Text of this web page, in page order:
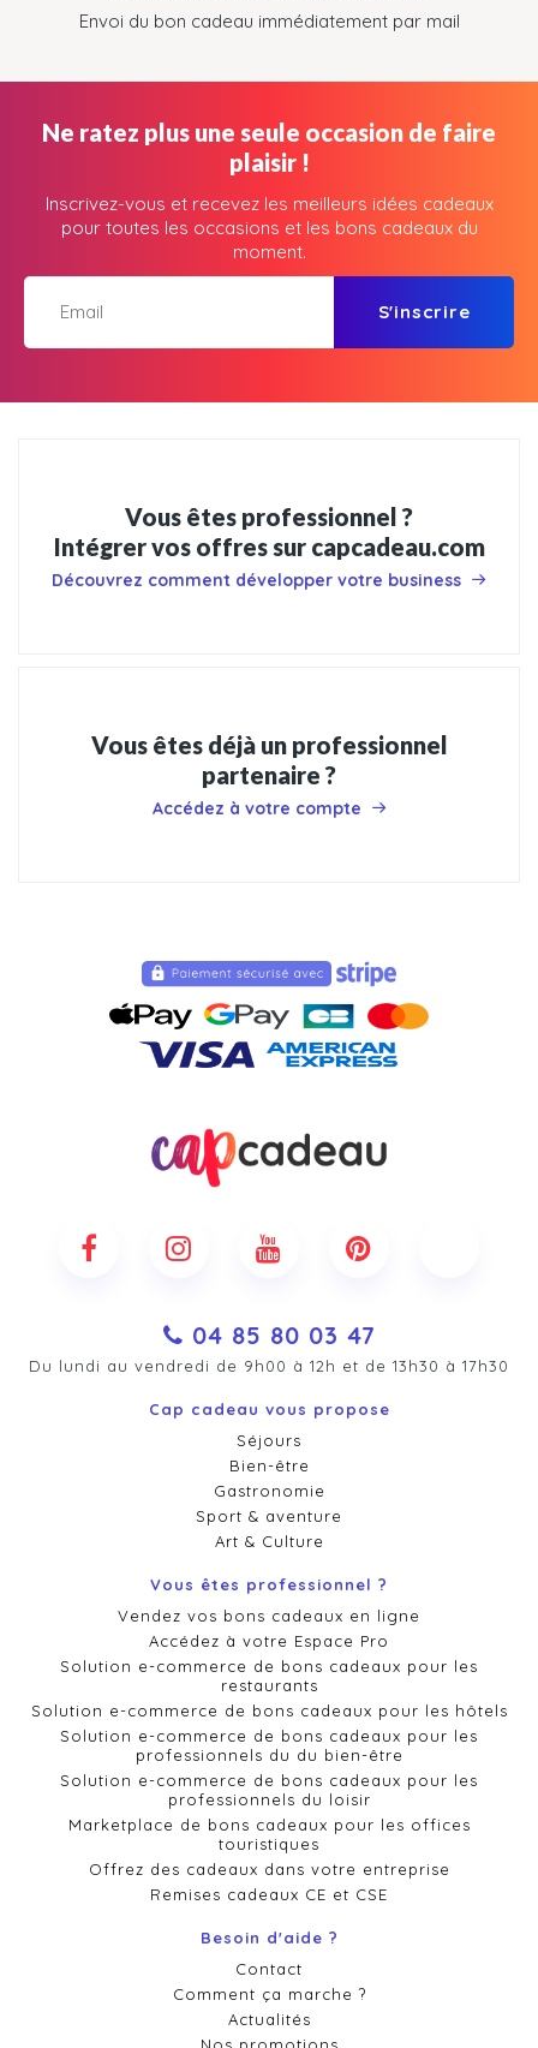
Envoi du bon cadeau immédiatement par mail
Ne ratez plus une seule occasion de faire
plaisir !
Inscrivez-vous et recevez les meilleurs idées cadeaux
pour toutes les occasions et les bons cadeaux du
moment.
S'inscrire
Vous êtes professionnel ?
Intégrer vos offres sur capcadeau.com
Découvrez comment développer votre business
Vous êtes déjà un professionnel
partenaire ?
Accédez à votre compte
04 85 80 03 47
Du lundi au vendredi de 9h00 à 12h et de 13h30 à 17h30
Cap cadeau vous propose
Séjours
Bien-être
Gastronomie
Sport & aventure
Art & Culture
Vous êtes professionnel ?
Vendez vos bons cadeaux en ligne
Accédez à votre Espace Pro
Solution e-commerce de bons cadeaux pour les
restaurants
Solution e-commerce de bons cadeaux pour les hôtels
Solution e-commerce de bons cadeaux pour les
professionnels du du bien-être
Solution e-commerce de bons cadeaux pour les
professionnels du loisir
Marketplace de bons cadeaux pour les offices
touristiques
Offrez des cadeaux dans votre entreprise
Remises cadeaux CE et CSE
Besoin d'aide ?
Contact
Comment ça marche ?
Actualités